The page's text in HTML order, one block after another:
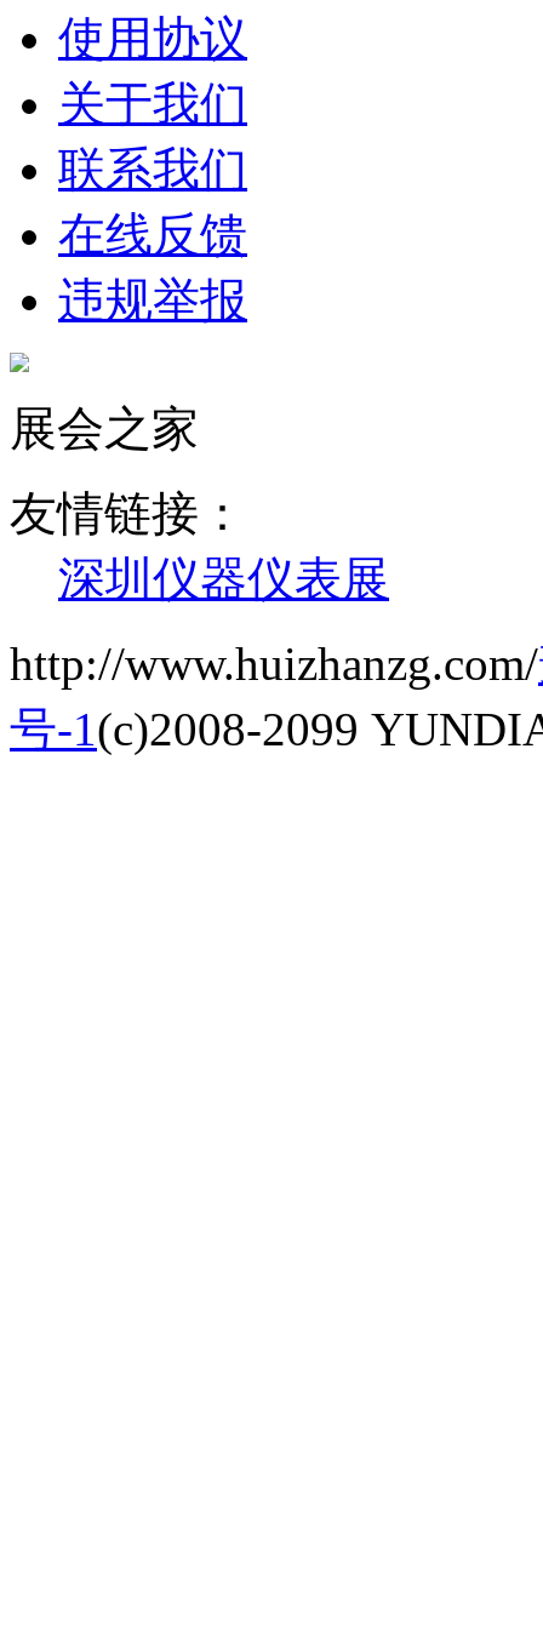
使用协议
关于我们
联系我们
在线反馈
违规举报
展会之家
友情链接：
深圳仪器仪表展
http://www.huizhanzg.com/
号-1(c)2008-2099